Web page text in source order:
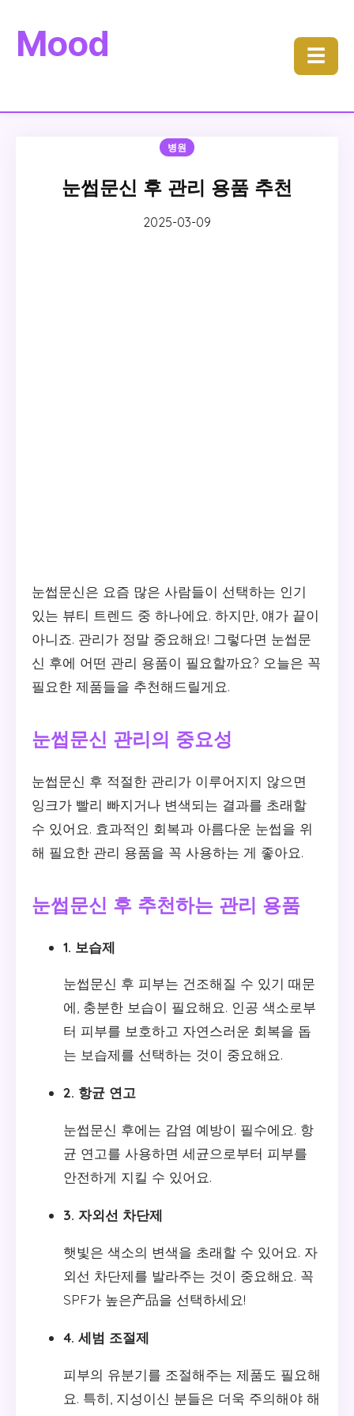
Mood ☰
병원
눈썹문신 후 관리 용품 추천
2025-03-09
눈썹문신은 요즘 많은 사람들이 선택하는 인기
있는 뷰티 트렌드 중 하나에요. 하지만, 얘가 끝이
아니죠. 관리가 정말 중요해요! 그렇다면 눈썹문
신 후에 어떤 관리 용품이 필요할까요? 오늘은 꼭
필요한 제품들을 추천해드릴게요.
눈썹문신 관리의 중요성
눈썹문신 후 적절한 관리가 이루어지지 않으면
잉크가 빨리 빠지거나 변색되는 결과를 초래할
수 있어요. 효과적인 회복과 아름다운 눈썹을 위
해 필요한 관리 용품을 꼭 사용하는 게 좋아요.
눈썹문신 후 추천하는 관리 용품
1. 보습제
눈썹문신 후 피부는 건조해질 수 있기 때문
에, 충분한 보습이 필요해요. 인공 색소로부
터 피부를 보호하고 자연스러운 회복을 돕
는 보습제를 선택하는 것이 중요해요.
2. 항균 연고
눈썹문신 후에는 감염 예방이 필수에요. 항
균 연고를 사용하면 세균으로부터 피부를
안전하게 지킬 수 있어요.
3. 자외선 차단제
햇빛은 색소의 변색을 초래할 수 있어요. 자
외선 차단제를 발라주는 것이 중요해요. 꼭
SPF가 높은产品을 선택하세요!
4. 세범 조절제
피부의 유분기를 조절해주는 제품도 필요해
요. 특히, 지성이신 분들은 더욱 주의해야 해